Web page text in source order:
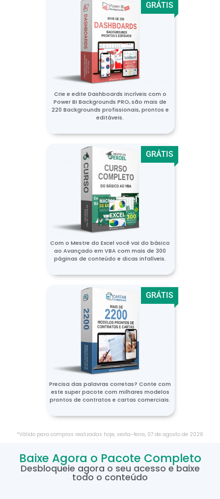
GRÁTIS
Crie e edite Dashboards incríveis com o
Power BI Backgrounds PRO, são mais de
220 Backgrounds profissionais, prontos e
editáveis.
GRÁTIS
Com o Mestre do Excel você vai do básico
ao Avançado em VBA com mais de 300
páginas de conteúdo e dicas infalíveis.
GRÁTIS
Precisa das palavras corretas? Conte com
este super pacote com milhares modelos
prontos de contratos e cartas comerciais.
*Válido para compras realizadas hoje, sexta-feira, 07 de agosto de 2026
Baixe Agora o Pacote Completo
Desbloqueie agora o seu acesso e baixe
todo o conteúdo